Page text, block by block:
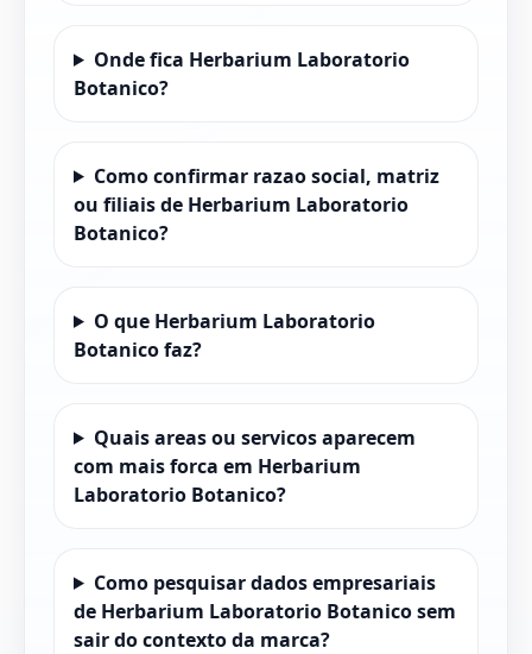
Onde fica Herbarium Laboratorio
Botanico?
Como confirmar razao social, matriz
ou filiais de Herbarium Laboratorio
Botanico?
O que Herbarium Laboratorio
Botanico faz?
Quais areas ou servicos aparecem
com mais forca em Herbarium
Laboratorio Botanico?
Como pesquisar dados empresariais
de Herbarium Laboratorio Botanico sem
sair do contexto da marca?